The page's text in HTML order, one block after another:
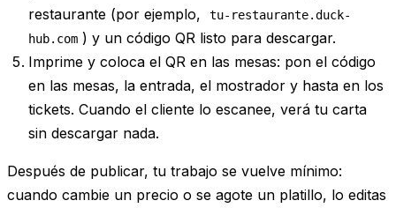
restaurante (por ejemplo,
tu-restaurante.duck-
hub.com ) y un código QR listo para descargar.
Imprime y coloca el QR en las mesas: pon el código
en las mesas, la entrada, el mostrador y hasta en los
tickets. Cuando el cliente lo escanee, verá tu carta
sin descargar nada.
Después de publicar, tu trabajo se vuelve mínimo:
cuando cambie un precio o se agote un platillo, lo editas